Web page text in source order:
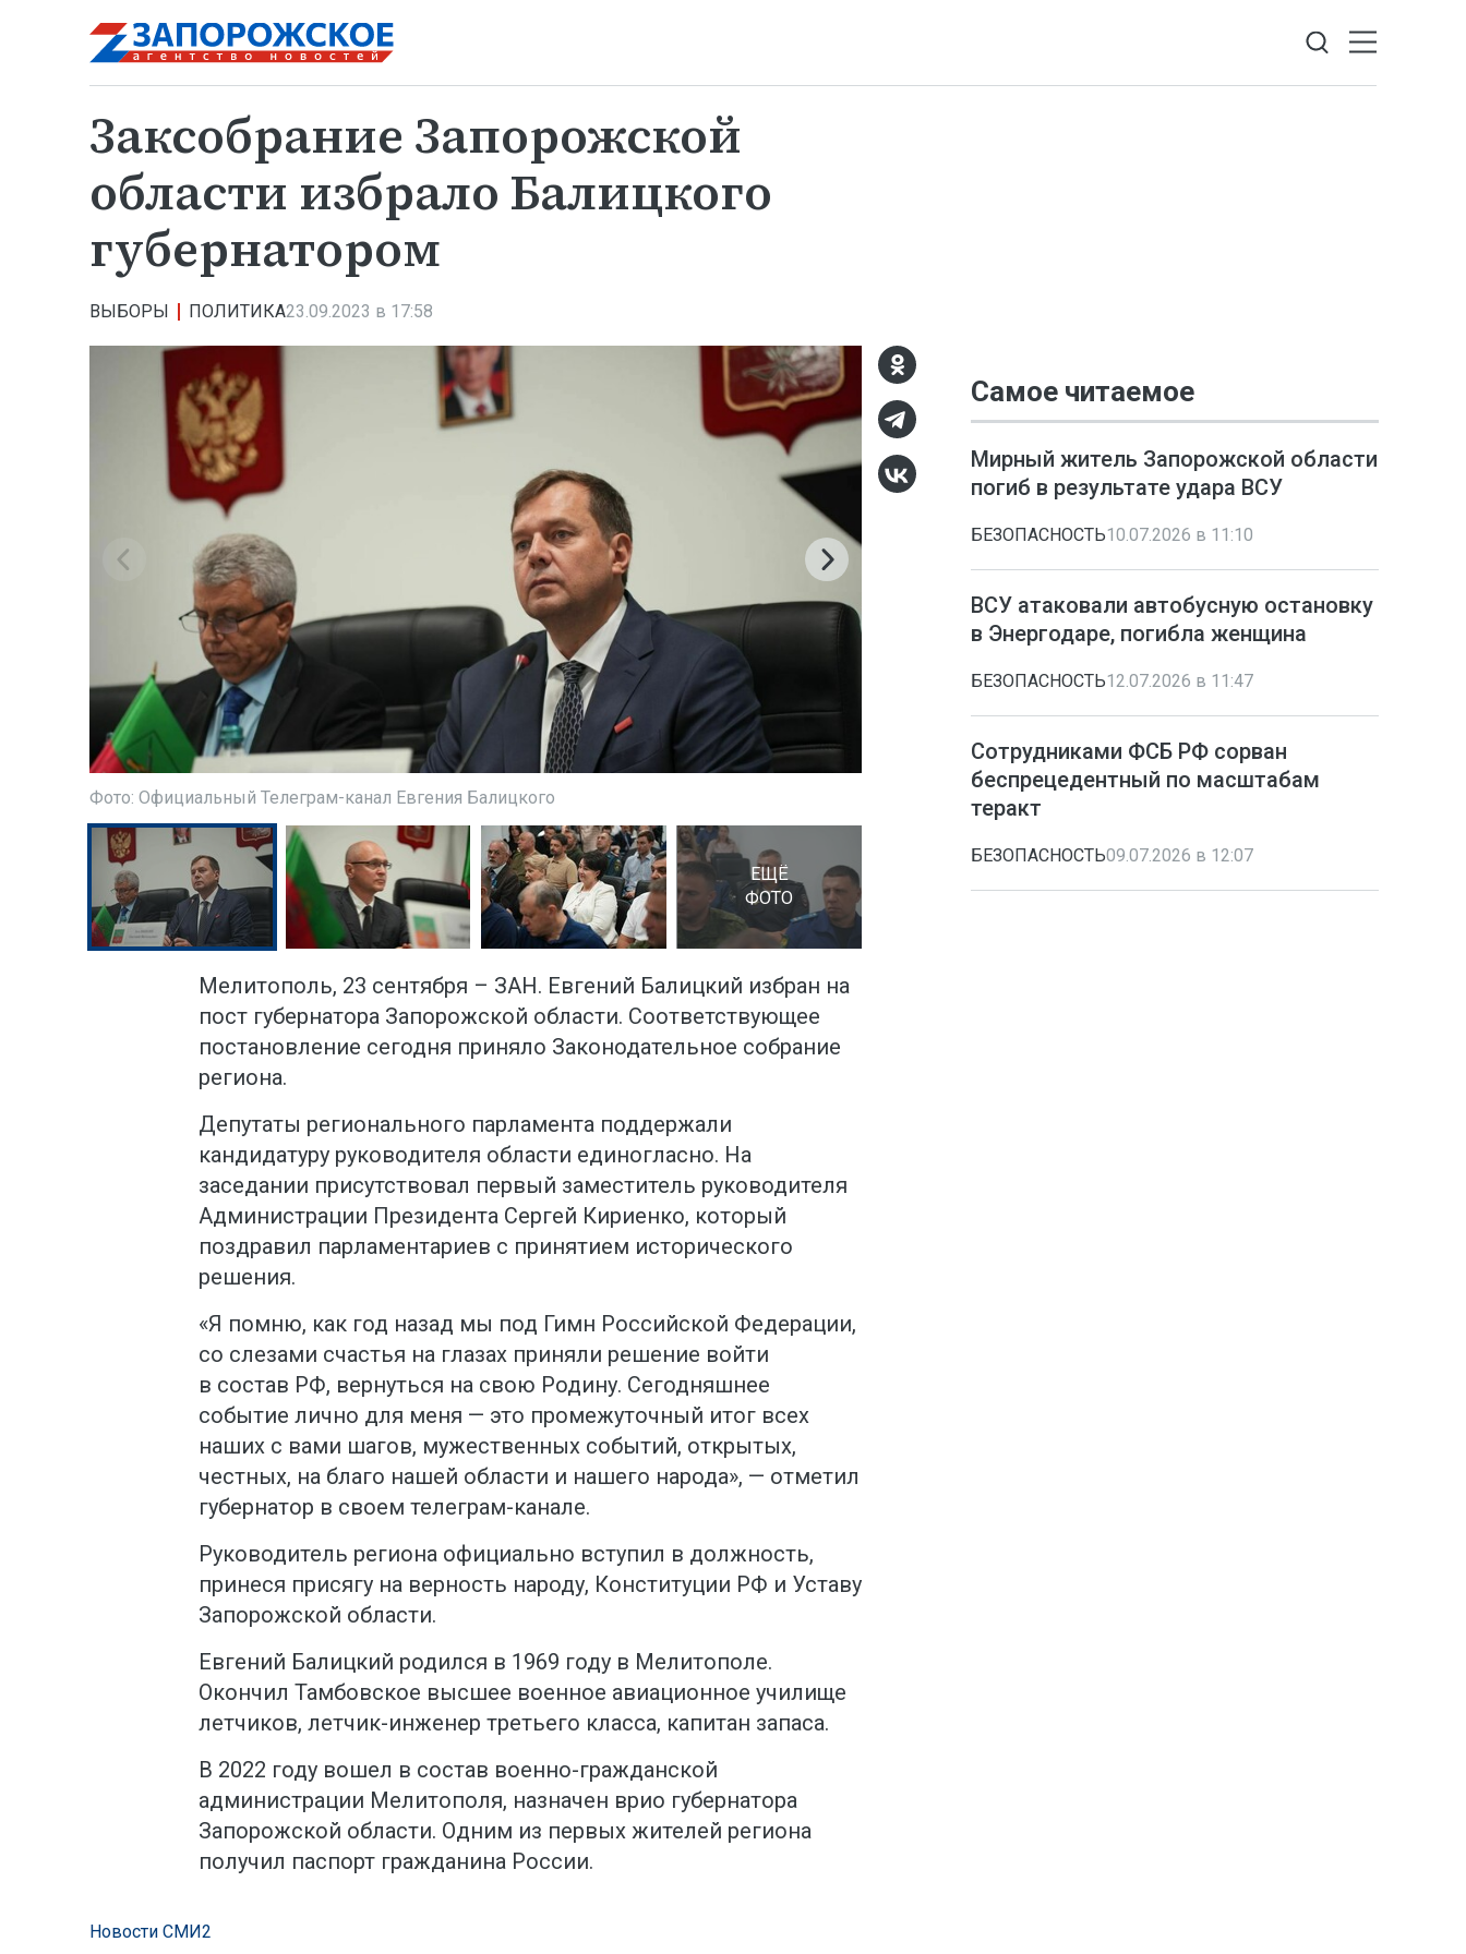
Заксобрание Запорожской
области избрало Балицкого
губернатором
ВЫБОРЫ ПОЛИТИКА23.09.2023 в 17:58
Фото: Официальный Телеграм-канал Евгения Балицкого
ЕЩЁ
ФОТО
Мелитополь, 23 сентября – ЗАН. Евгений Балицкий избран на
пост губернатора Запорожской области. Соответствующее
постановление сегодня приняло Законодательное собрание
региона.
Депутаты регионального парламента поддержали
кандидатуру руководителя области единогласно. На
заседании присутствовал первый заместитель руководителя
Администрации Президента Сергей Кириенко, который
поздравил парламентариев с принятием исторического
решения.
«Я помню, как год назад мы под Гимн Российской Федерации,
со слезами счастья на глазах приняли решение войти
в состав РФ, вернуться на свою Родину. Сегодняшнее
событие лично для меня — это промежуточный итог всех
наших с вами шагов, мужественных событий, открытых,
честных, на благо нашей области и нашего народа», — отметил
губернатор в своем телеграм-канале.
Руководитель региона официально вступил в должность,
принеся присягу на верность народу, Конституции РФ и Уставу
Запорожской области.
Евгений Балицкий родился в 1969 году в Мелитополе.
Окончил Тамбовское высшее военное авиационное училище
летчиков, летчик-инженер третьего класса, капитан запаса.
В 2022 году вошел в состав военно-гражданской
администрации Мелитополя, назначен врио губернатора
Запорожской области. Одним из первых жителей региона
получил паспорт гражданина России.
Самое читаемое
Мирный житель Запорожской области
погиб в результате удара ВСУ
БЕЗОПАСНОСТЬ10.07.2026 в 11:10
ВСУ атаковали автобусную остановку
в Энергодаре, погибла женщина
БЕЗОПАСНОСТЬ12.07.2026 в 11:47
Сотрудниками ФСБ РФ сорван
беспрецедентный по масштабам
теракт
БЕЗОПАСНОСТЬ09.07.2026 в 12:07
Новости СМИ2